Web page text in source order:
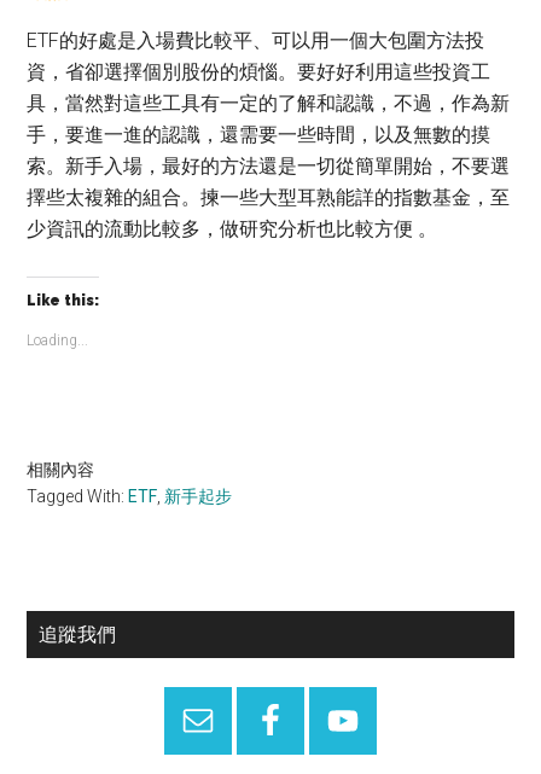
ETF的好處是入場費比較平、可以用一個大包圍方法投
資，省卻選擇個別股份的煩惱。要好好利用這些投資工
具，當然對這些工具有一定的了解和認識，不過，作為新
手，要進一進的認識，還需要一些時間，以及無數的摸
索。新手入場，最好的方法還是一切從簡單開始，不要選
擇些太複雜的組合。揀一些大型耳熟能詳的指數基金，至
少資訊的流動比較多，做研究分析也比較方便 。
Like this:
Loading...
相關內容
Tagged With:ETF 新手起步
Primary
追蹤我們